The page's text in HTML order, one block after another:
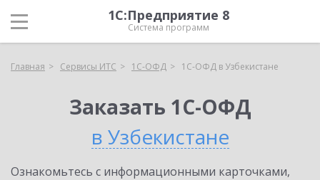
1С:Предприятие 8
Система программ
Главная Сервисы ИТС 1С-ОФД 1С-ОФД в Узбекистане
Заказать 1С-ОФД
в Узбекистане
Ознакомьтесь с информационными карточками,